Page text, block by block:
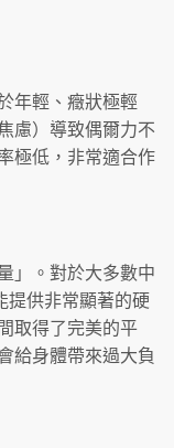
年輕、癥狀極輕
慮）導致偶爾力不
極低，非常適合作
」。對於大多數中
提供非常顯著的硬
取得了完美的平
給身體帶來過大負